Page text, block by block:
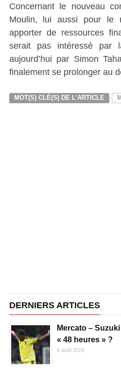
Concernant le nouveau
Moulin, lui aussi pour le
apporter de ressources
serait pas intéressé par
aujourd’hui par Simon
finalement se prolonger au
MOT(S) CLÉ(S) DE L'ARTICLE
DERNIERS ARTICLES
Mercato –
« 48 heures » ?
6 août 2026